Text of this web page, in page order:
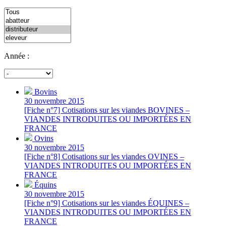
Année :
Bovins
30 novembre 2015
[Fiche n°7] Cotisations sur les viandes BOVINES –
VIANDES INTRODUITES OU IMPORTÉES EN
FRANCE
Ovins
30 novembre 2015
[Fiche n°8] Cotisations sur les viandes OVINES –
VIANDES INTRODUITES OU IMPORTÉES EN
FRANCE
Équins
30 novembre 2015
[Fiche n°9] Cotisations sur les viandes ÉQUINES –
VIANDES INTRODUITES OU IMPORTÉES EN
FRANCE